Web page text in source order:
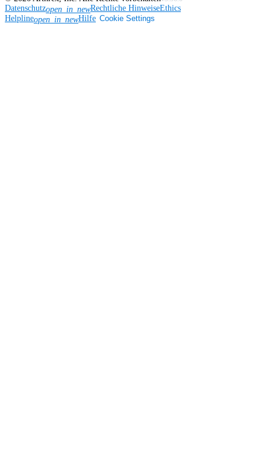
Datenschutzopen_in_newRechtliche HinweiseEthics
Helplineopen_in_newHilfe Cookie Settings